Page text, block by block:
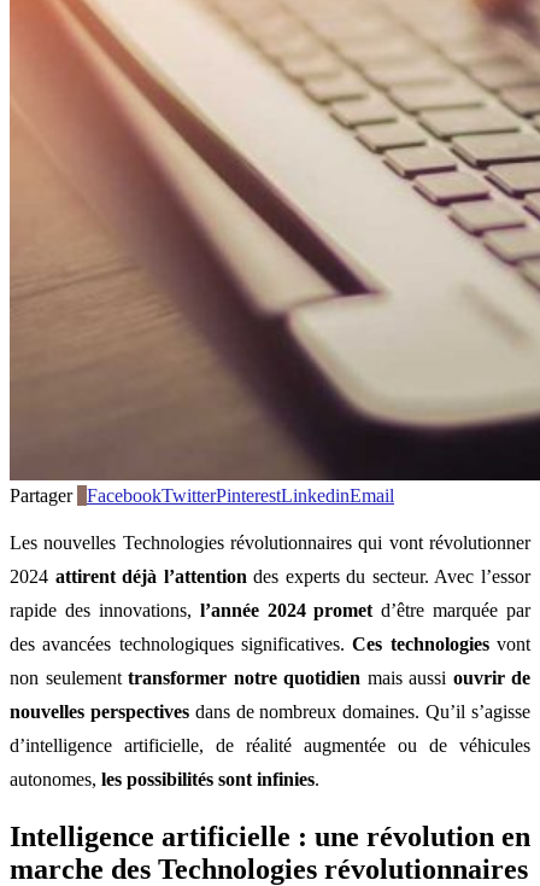
Partager FacebookTwitterPinterestLinkedinEmail
Les nouvelles Technologies révolutionnaires qui vont révolutionner
2024 attirent déjà l’attention des experts du secteur. Avec l’essor
rapide des innovations, l’année 2024 promet d’être marquée par
des avancées technologiques significatives.Ces technologiesvont
non seulement transformer notre quotidien mais aussi ouvrir de
nouvelles perspectivesdans de nombreux domaines. Qu’il s’agisse
d’intelligence artificielle, de réalité augmentée ou de véhicules
autonomes, les possibilités sont infinies.
Intelligence artificielle : une révolution en
marche des Technologies révolutionnaires